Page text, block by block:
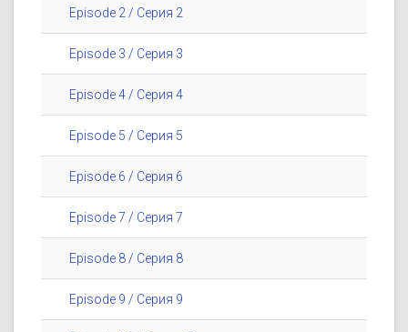
Episode 2 / Серия 2
Episode 3 / Серия 3
Episode 4 / Серия 4
Episode 5 / Серия 5
Episode 6 / Серия 6
Episode 7 / Серия 7
Episode 8 / Серия 8
Episode 9 / Серия 9